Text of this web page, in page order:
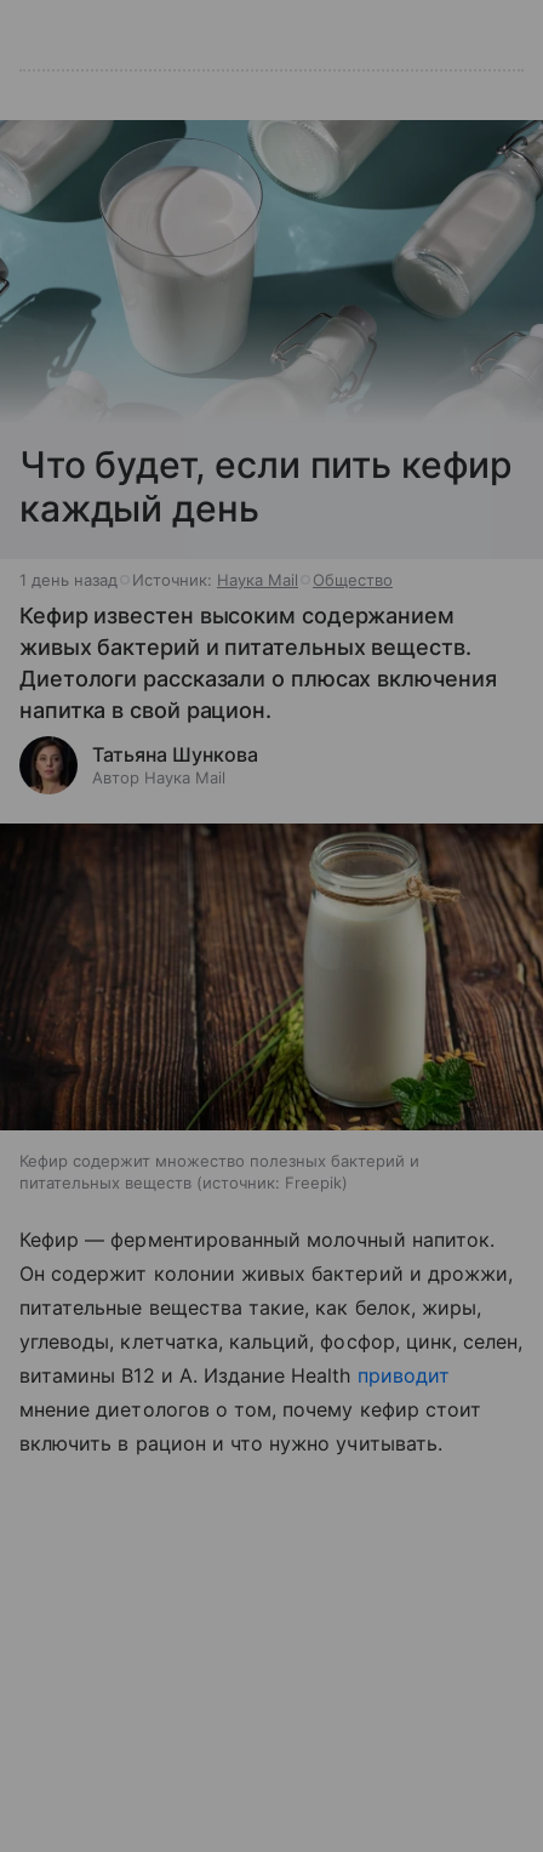
Что будет, если пить кефир
каждый день
1 день назад Источник: Наука Mail Общество
Кефир известен высоким содержанием
живых бактерий и питательных веществ.
Диетологи рассказали о плюсах включения
напитка в свой рацион.
Татьяна Шункова
Автор Наука Mail
Кефир содержит множество полезных бактерий и
питательных веществ
источник: Freepik
Кефир — ферментированный молочный напиток.
Он содержит колонии живых бактерий и дрожжи,
питательные вещества такие, как белок, жиры,
углеводы, клетчатка, кальций, фосфор, цинк, селен,
витамины B12 и A. Издание Health приводит
мнение диетологов о том, почему кефир стоит
включить в рацион и что нужно учитывать.